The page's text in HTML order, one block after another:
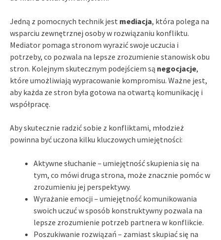
Jedną z pomocnych technik jest mediacja, która polega na
wsparciu zewnętrznej osoby w rozwiązaniu konfliktu.
Mediator pomaga stronom wyrazić swoje uczucia i
potrzeby, co pozwala na lepsze zrozumienie stanowisk obu
stron. Kolejnym skutecznym podejściem są negocjacje,
które umożliwiają wypracowanie kompromisu. Ważne jest,
aby każda ze stron była gotowa na otwartą komunikację i
współpracę.
Aby skutecznie radzić sobie z konfliktami, młodzież
powinna być uczona kilku kluczowych umiejętności:
Aktywne słuchanie – umiejętność skupienia się na
tym, co mówi druga strona, może znacznie pomóc w
zrozumieniu jej perspektywy.
Wyrażanie emocji – umiejętność komunikowania
swoich uczuć w sposób konstruktywny pozwala na
lepsze zrozumienie potrzeb partnera w konflikcie.
Poszukiwanie rozwiązań – zamiast skupiać się na